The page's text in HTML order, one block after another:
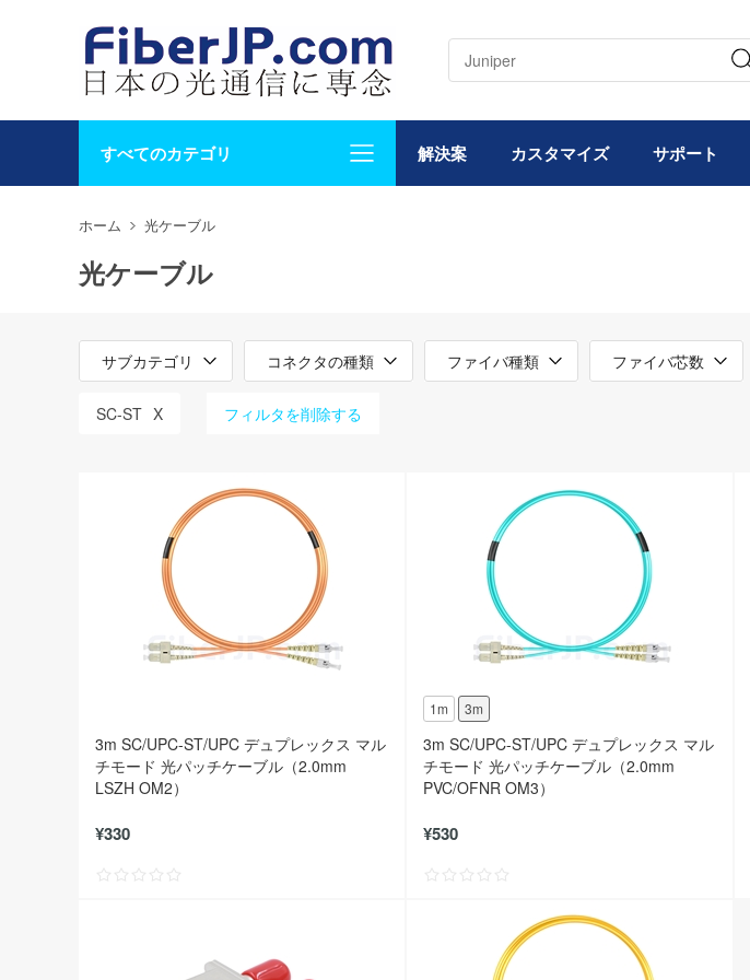
すべてのカテゴリ 解決案 カスタマイズ サポート
ホーム 光ケーブル
光ケーブル
サブカテゴリ コネクタの種類 ファイバ種類 ファイバ芯数
SC-ST X フィルタを削除する
3m SC/UPC-ST/UPC デュプレックス マル
チモード 光パッチケーブル（2.0mm
LSZH OM2）
¥330
1m 3m
3m SC/UPC-ST/UPC デュプレックス マル
チモード 光パッチケーブル（2.0mm
PVC/OFNR OM3）
¥530